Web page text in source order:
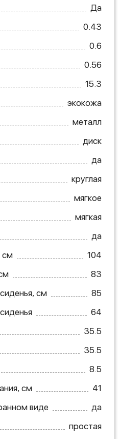
Да
0.43
0.6
0.56
15.3
экокожа
металл
диск
да
круглая
мягкое
мягкая
да
см
104
83
см
85
64
35.5
35.5
8.5
см
41
виде
да
простая